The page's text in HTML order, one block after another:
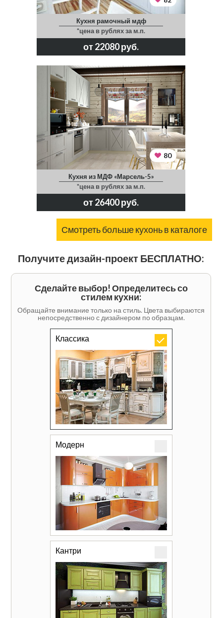
Кухня рамочный мдф
*цена в рублях за м.п.
от 22080 руб.
80
Кухня из МДФ «Марсель-5»
*цена в рублях за м.п.
от 26400 руб.
Смотреть больше кухонь в каталоге
Получите дизайн-проект БЕСПЛАТНО:
Сделайте выбор! Определитесь со
стилем кухни:
Обращайте внимание только на стиль. Цвета выбираются
непосредственно с дизайнером по образцам.
Классика
Модерн
Кантри